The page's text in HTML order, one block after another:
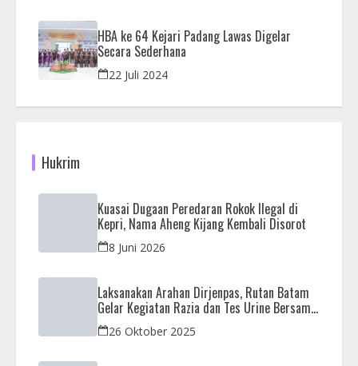
HBA ke 64 Kejari Padang Lawas Digelar
Secara Sederhana
22 Juli 2024
Hukrim
Kuasai Dugaan Peredaran Rokok Ilegal di
Kepri, Nama Aheng Kijang Kembali Disorot
8 Juni 2026
Laksanakan Arahan Dirjenpas, Rutan Batam
Gelar Kegiatan Razia dan Tes Urine Bersama
APH26 Oktober 2025